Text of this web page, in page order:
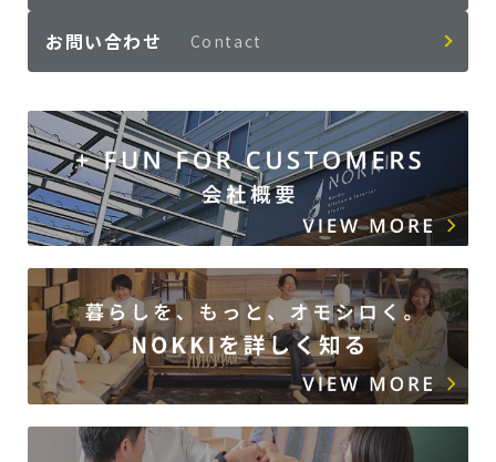
お問い合わせ Contact